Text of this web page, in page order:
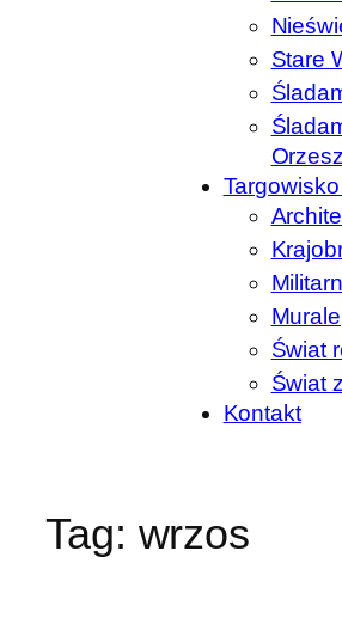
Stare
Murale
Świat
Świat
Kontakt
Tag: wrzos